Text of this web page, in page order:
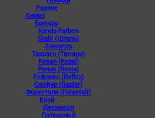
Разное
Химия
Бренды
Kenda Farben
Stahl (Шталь)
Speranza
Тарраго (Tarrago)
Кезал (Kezal)
Рениа (Renia)
Рефлекс (Reflex)
Сапфир (Saphir)
Форестали (Forestali)
Клей
Десмокол
Латексный